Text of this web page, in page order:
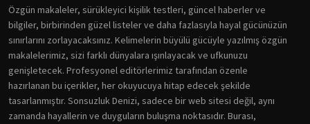
Özgün makaleler, sürükleyici kişilik testleri, güncel haberler ve
bilgiler, birbirinden güzel listeler ve daha fazlasıyla hayal gücünüzün
sınırlarını zorlayacaksınız. Kelimelerin büyülü gücüyle yazılmış özgün
makalelerimiz, sizi farklı dünyalara ışınlayacak ve ufkunuzu
genişletecek. Profesyonel editörlerimiz tarafından özenle
hazırlanan bu içerikler, her okuyucuya hitap edecek şekilde
tasarlanmıştır. Sonsuzluk Denizi, sadece bir web sitesi değil, aynı
zamanda hayallerin ve duyguların buluşma noktasıdır. Burası,